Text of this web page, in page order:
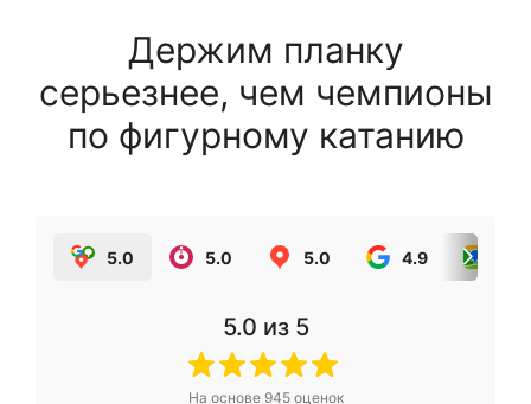
Держим планку
серьезнее, чем чемпионы
по фигурному катанию
5.0 5.0 5.0 4.9
5.0 из 5
На основе 945оценок